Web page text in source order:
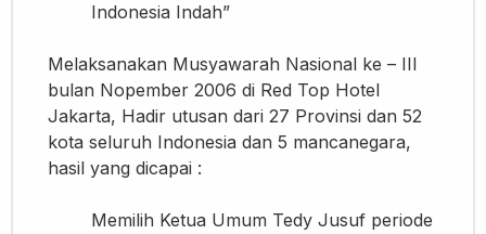
Indonesia Indah”
Melaksanakan Musyawarah Nasional ke – III
bulan Nopember 2006 di Red Top Hotel
Jakarta, Hadir utusan dari 27 Provinsi dan 52
kota seluruh Indonesia dan 5 mancanegara,
hasil yang dicapai :
Memilih Ketua Umum Tedy Jusuf periode